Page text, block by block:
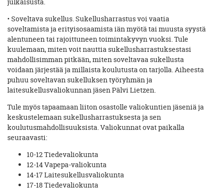
• Soveltava sukellus. Sukellusharrastus voi vaatia
soveltamista ja erityisosaamista iän myötä tai muusta syystä
alentuneen tai rajoittuneen toimintakyvyn vuoksi. Tule
kuulemaan, miten voit nauttia sukellusharrastuksestasi
mahdollisimman pitkään, miten soveltavaa sukellusta
voidaan järjestää ja millaista koulutusta on tarjolla. Aiheesta
puhuu soveltavan sukelluksen työryhmän ja
laitesukellusvaliokunnan jäsen Pälvi Lietzen.
Tule myös tapaamaan liiton osastolle valiokuntien jäseniä ja
keskustelemaan sukellusharrastuksesta ja sen
koulutusmahdollisuuksista. Valiokunnat ovat paikalla
seuraavasti:
10-12 Tiedevaliokunta
12-14 Vapepa-valiokunta
14-17 Laitesukellusvaliokunta
17-18 Tiedevaliokunta